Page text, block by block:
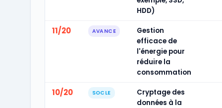
HDD)
11/20 AVANCE
Gestion
efficace de
l'énergie pour
réduire la
consommation
10/20 SOCLE
Cryptage des
données à la